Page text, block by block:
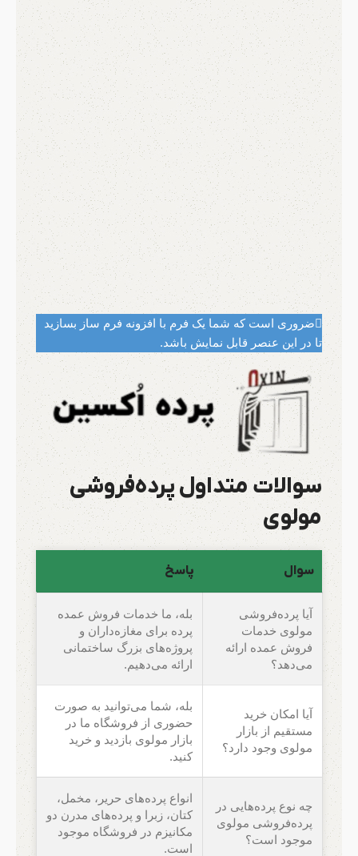
ضروری است که شما یک فرم با افزونه فرم ساز بسازید
تا در این عنصر قابل نمایش باشد.
سوالات متداول پرده‌فروشی
مولوی
سوال پاسخ
آیا پرده‌فروشی
مولوی خدمات
فروش عمده ارائه
می‌دهد؟
بله، ما خدمات فروش عمده
پرده برای مغازه‌داران و
پروژه‌های بزرگ ساختمانی
ارائه می‌دهیم.
آیا امکان خرید
مستقیم از بازار
مولوی وجود دارد؟
بله، شما می‌توانید به صورت
حضوری از فروشگاه ما در
بازار مولوی بازدید و خرید
کنید.
چه نوع پرده‌هایی در
پرده‌فروشی مولوی
موجود است؟
انواع پرده‌های حریر، مخمل،
کتان، زبرا و پرده‌های مدرن دو
مکانیزم در فروشگاه موجود
است.